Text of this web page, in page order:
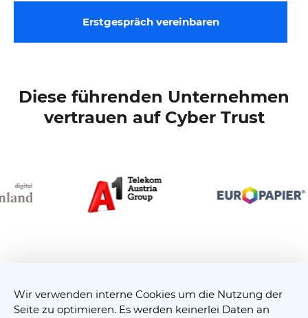
Erstgespräch vereinbaren
Diese führenden Unternehmen
vertrauen auf Cyber Trust
Wir verwenden interne Cookies um die Nutzung der
Seite zu optimieren. Es werden keinerlei Daten an